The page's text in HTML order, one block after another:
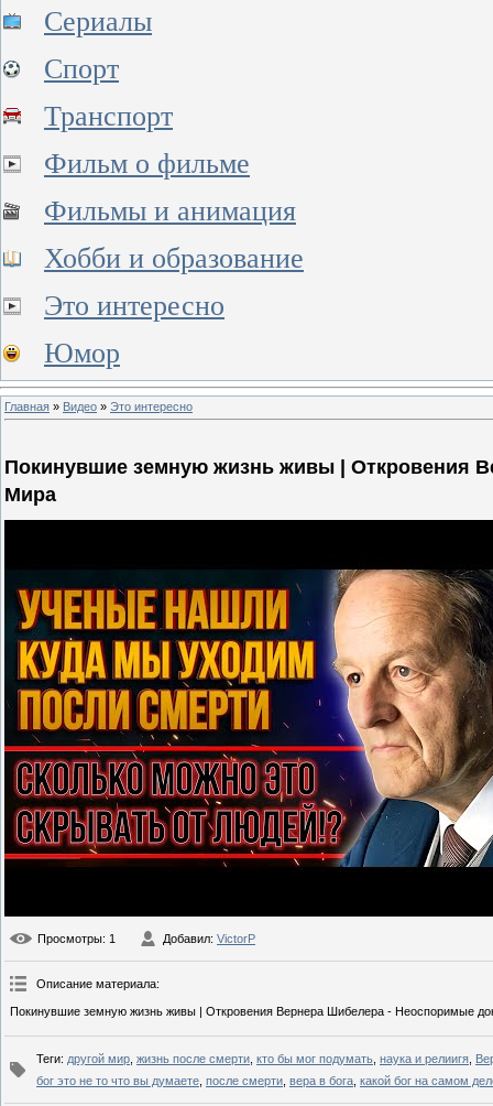
Сериалы
Спорт
Транспорт
Фильм о фильме
Фильмы и анимация
Хобби и образование
Это интересно
Юмор
Главная » Видео » Это интересно
Покинувшие земную жизнь живы | Откровения
Мира
Просмотры: 1 Добавил: VictorP
Описание материала:
Покинувшие земную жизнь живы | Откровения Вернера Шибелера - Неоспоримые
Теги: другой мир жизнь после смерти кто бы мог подумать наука и релиигя
бог это не то что вы думаете после смерти вера в бога какой бог на самом